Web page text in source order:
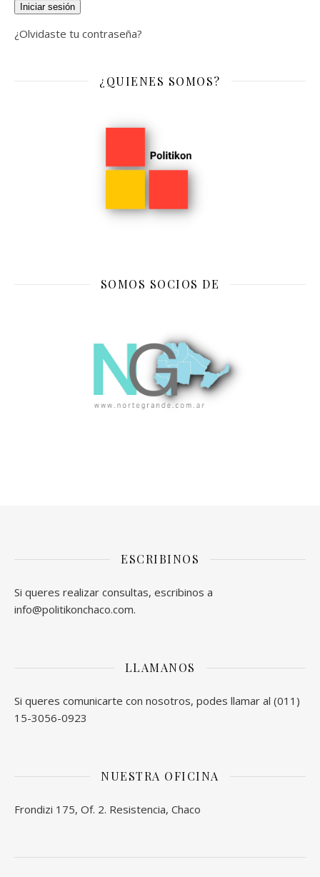
Iniciar sesión
¿Olvidaste tu contraseña?
¿QUIENES SOMOS?
SOMOS SOCIOS DE
ESCRIBINOS
Si queres realizar consultas, escribinos a
info@politikonchaco.com.
LLAMANOS
Si queres comunicarte con nosotros, podes llamar al (011)
15-3056-0923
NUESTRA OFICINA
Frondizi 175, Of. 2. Resistencia, Chaco